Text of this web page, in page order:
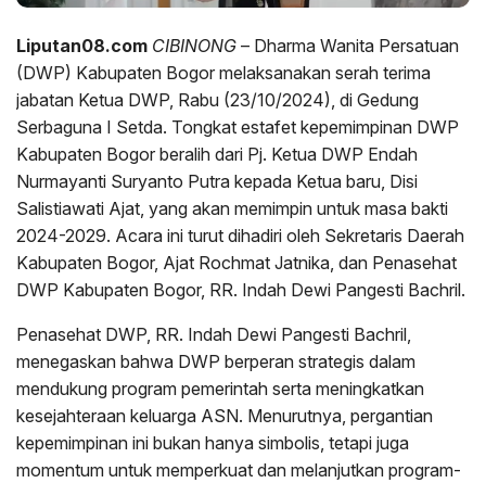
Liputan08.com CIBINONG – Dharma Wanita Persatuan
(DWP) Kabupaten Bogor melaksanakan serah terima
jabatan Ketua DWP, Rabu (23/10/2024), di Gedung
Serbaguna I Setda. Tongkat estafet kepemimpinan DWP
Kabupaten Bogor beralih dari Pj. Ketua DWP Endah
Nurmayanti Suryanto Putra kepada Ketua baru, Disi
Salistiawati Ajat, yang akan memimpin untuk masa bakti
2024-2029. Acara ini turut dihadiri oleh Sekretaris Daerah
Kabupaten Bogor, Ajat Rochmat Jatnika, dan Penasehat
DWP Kabupaten Bogor, RR. Indah Dewi Pangesti Bachril.
Penasehat DWP, RR. Indah Dewi Pangesti Bachril,
menegaskan bahwa DWP berperan strategis dalam
mendukung program pemerintah serta meningkatkan
kesejahteraan keluarga ASN. Menurutnya, pergantian
kepemimpinan ini bukan hanya simbolis, tetapi juga
momentum untuk memperkuat dan melanjutkan program-